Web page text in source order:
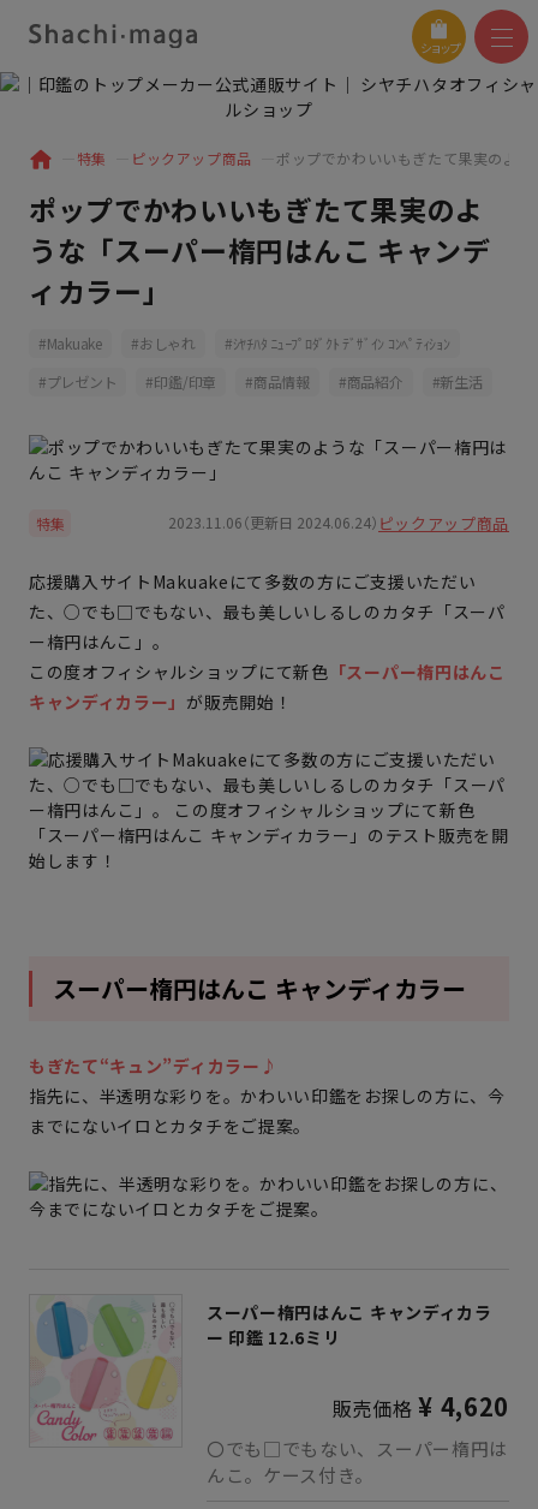
ショップ
特集 ピックアップ商品 ポップでかわいいもぎたて果実のよ
ポップでかわいいもぎたて果実のよ
うな「スーパー楕円はんこ キャンデ
ィカラー」
Makuake おしゃれ
ｼﾔﾁﾊﾀ ﾆｭｰﾌﾟﾛﾀﾞｸﾄ ﾃﾞｻﾞｲﾝ ｺﾝﾍﾟﾃｨｼｮﾝ
プレゼント
印鑑/印章 商品情報 商品紹介 新生活
特集 ピックアップ商品
2023.11.06（更新日 2024.06.24）
応援購入サイトMakuakeにて多数の方にご支援いただい
た、○でも□でもない、最も美しいしるしのカタチ「スーパ
ー楕円はんこ」。
この度オフィシャルショップにて新色 「スーパー楕円はんこ
キャンディカラー」 が販売開始！
スーパー楕円はんこ キャンディカラー
もぎたて“キュン”ディカラー♪
指先に、半透明な彩りを。かわいい印鑑をお探しの方に、今
までにないイロとカタチをご提案。
スーパー楕円はんこ キャンディカラ
ー 印鑑 12.6ミリ
販売価格¥ 4,620
〇でも□でもない、スーパー楕円は
んこ。ケース付き。